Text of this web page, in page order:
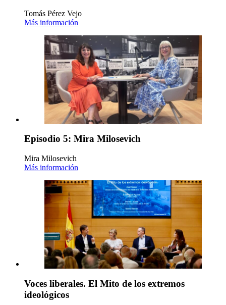
Tomás Pérez Vejo
Más información
Episodio 5: Mira Milosevich
Mira Milosevich
Más información
Voces liberales. El Mito de los extremos
ideológicos